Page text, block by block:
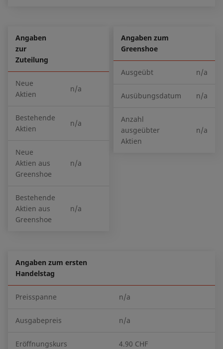
Angaben
zur
Zuteilung
Neue
Aktien
n/a
Bestehende
Aktien
n/a
Neue
Aktien aus
Greenshoe
n/a
Bestehende
Aktien aus
Greenshoe
n/a
Angaben zum
Greenshoe
Ausgeübt n/a
Ausübungsdatum n/a
Anzahl
ausgeübter
Aktien
n/a
Angaben zum ersten
Handelstag
Preisspanne n/a
Ausgabepreis n/a
Eröffnungskurs 4.90 CHF